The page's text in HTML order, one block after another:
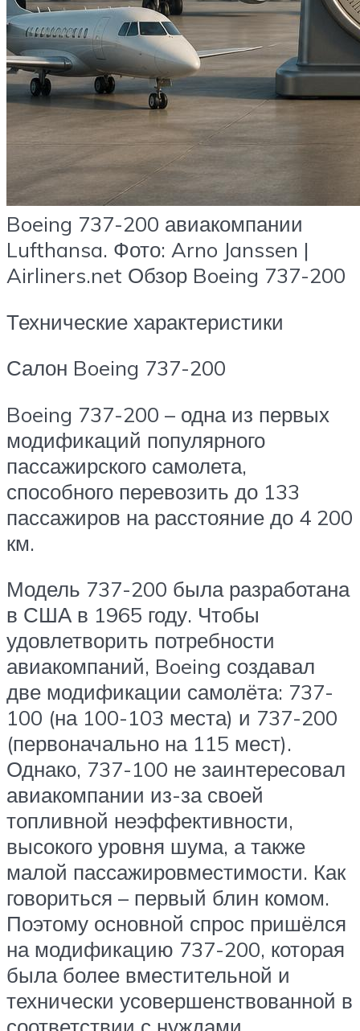
Boeing 737-200 авиакомпании
Lufthansa. Фото: Arno Janssen |
Airliners.net Обзор Boeing 737-200
Технические характеристики
Салон Boeing 737-200
Boeing 737-200 – одна из первых
модификаций популярного
пассажирского самолета,
способного перевозить до 133
пассажиров на расстояние до 4 200
км.
Модель 737-200 была разработана
в США в 1965 году. Чтобы
удовлетворить потребности
авиакомпаний, Boeing создавал
две модификации самолёта: 737-
100 (на 100-103 места) и 737-200
(первоначально на 115 мест).
Однако, 737-100 не заинтересовал
авиакомпании из-за своей
топливной неэффективности,
высокого уровня шума, а также
малой пассажировместимости. Как
говориться – первый блин комом.
Поэтому основной спрос пришёлся
на модификацию 737-200, которая
была более вместительной и
технически усовершенствованной в